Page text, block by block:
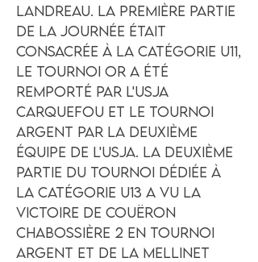
Landreau. La première partie
de la journée était
consacrée à la catégorie U11,
le tournoi or a été
remporté par l'USJA
Carquefou et le tournoi
argent par la deuxième
équipe de l'USJA. La deuxième
partie du tournoi dédiée à
la catégorie U13 a vu la
victoire de Couëron
Chabossière 2 en tournoi
Argent et de la Mellinet